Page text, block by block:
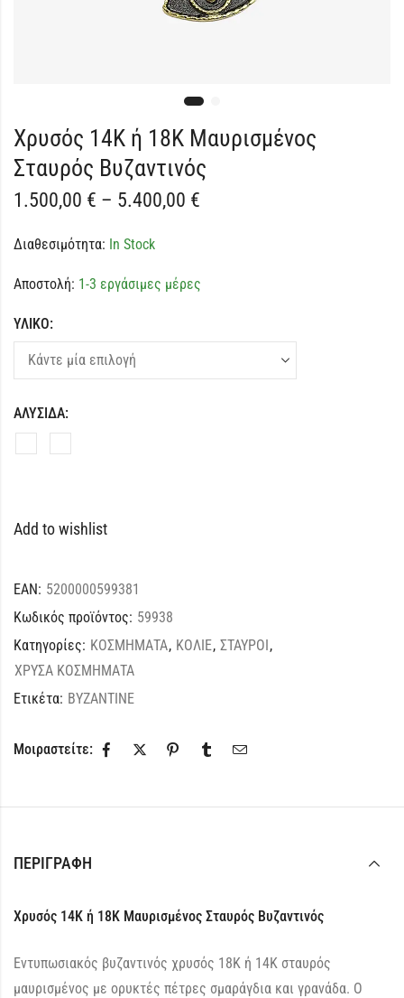
Χρυσός 14Κ ή 18Κ Μαυρισμένος
Σταυρός Βυζαντινός
1.500,00 € – 5.400,00 €
Διαθεσιμότητα: In Stock
Αποστολή: 1-3 εργάσιμες μέρες
ΥΛΙΚΟ:
ΑΛΥΣΙΔΑ:
Add to wishlist
EAN: 5200000599381
Κωδικός προϊόντος: 59938
Κατηγορίες: ΚΟΣΜΗΜΑΤΑ, ΚΟΛΙΕ, ΣΤΑΥΡΟΙ,
ΧΡΥΣΑ ΚΟΣΜΗΜΑΤΑ
Ετικέτα: BYZANTINE
Μοιραστείτε:
ΠΕΡΙΓΡΑΦΉ
Χρυσός 14Κ ή 18Κ Μαυρισμένος Σταυρός Βυζαντινός
Εντυπωσιακός βυζαντινός χρυσός 18Κ ή 14Κ σταυρός
μαυρισμένος με ορυκτές πέτρες σμαράγδια και γρανάδα. Ο